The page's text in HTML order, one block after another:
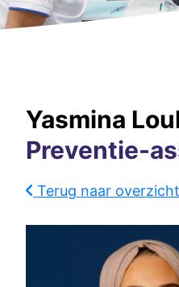
Yasmina
Preventie-
Terug naar overzicht